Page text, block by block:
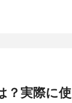
？実際に使